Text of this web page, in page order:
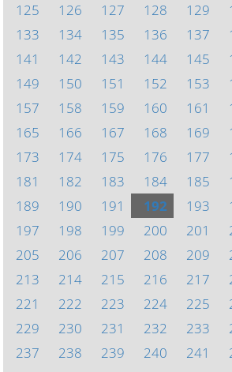
125
126 127 128 129
133
134 135 136 137
141
142 143 144 145
149
150 151 152 153
157
158 159 160 161
165
166 167 168 169
173
174 175 176 177
181
182 183 184 185
189
190 191 192 193
197
198 199 200 201
205
206 207 208 209
213
214 215 216 217
221
222 223 224 225
229
230 231 232 233
237
238 239 240 241